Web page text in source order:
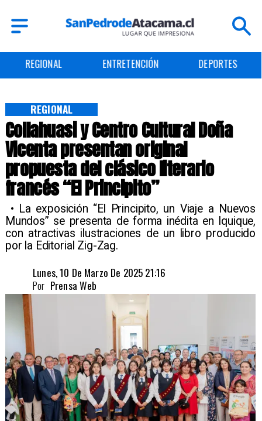
ENTRETENCIÓN DEPORTES CULTURA
​Collahuasi y Centro Cultural Doña
Vicenta presentan original
propuesta del clásico literario
francés “El Principito”
​​ • La exposición “El Principito, un Viaje a Nuevos
Mundos” se presenta de forma inédita en Iquique,
con atractivas ilustraciones de un libro producido
por la Editorial Zig-Zag.
REGIONAL
Lunes, 10 De Marzo De 2025 21:16
Prensa Web
Por